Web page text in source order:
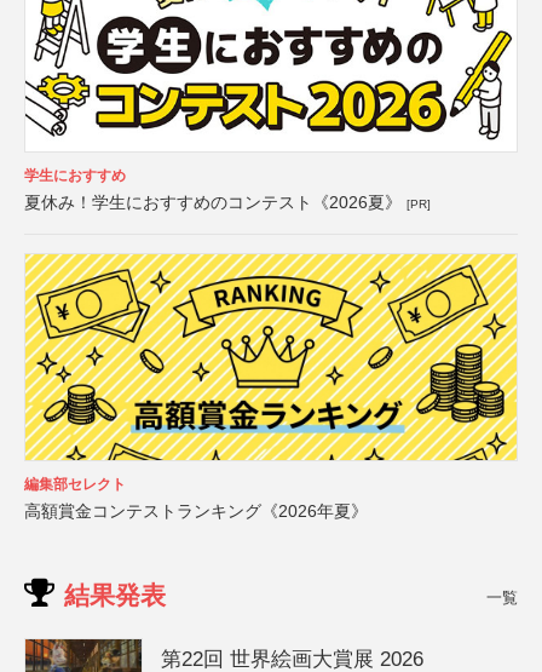
学生におすすめ
夏休み！学生におすすめのコンテスト《2026夏》 [PR]
編集部セレクト
高額賞金コンテストランキング《2026年夏》
結果発表 一覧
第22回 世界絵画大賞展 2026